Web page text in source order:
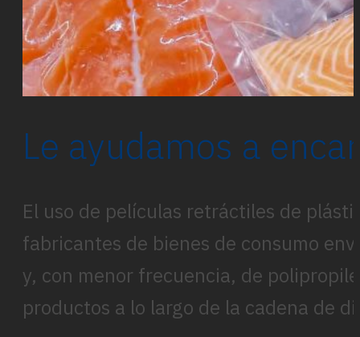
Le ayudamos a
El uso de películas retráctiles de
fabricantes de bienes de consumo
y, con menor frecuencia, de
productos a lo largo de la cadena de